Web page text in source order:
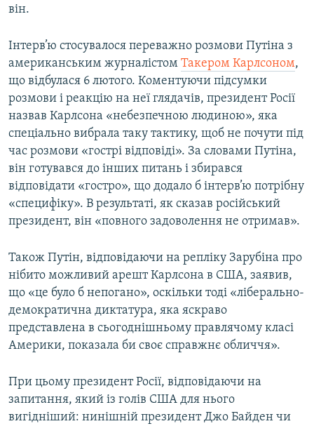
він.
Інтерв’ю стосувалося переважно розмови Путіна з
американським журналістом Такером Карлсоном,
що відбулася 6 лютого. Коментуючи підсумки
розмови і реакцію на неї глядачів, президент Росії
назвав Карлсона «небезпечною людиною», яка
спеціально вибрала таку тактику, щоб не почути під
час розмови «гострі відповіді». За словами Путіна,
він готувався до інших питань і збирався
відповідати «гостро», що додало б інтерв’ю потрібну
«специфіку». В результаті, як сказав російський
президент, він «повного задоволення не отримав».
Також Путін, відповідаючи на репліку Зарубіна про
нібито можливий арешт Карлсона в США, заявив,
що «це було б непогано», оскільки тоді «ліберально-
демократична диктатура, яка яскраво
представлена в сьогоднішньому правлячому класі
Америки, показала би своє справжнє обличчя».
При цьому президент Росії, відповідаючи на
запитання, який із голів США для нього
вигідніший: нинішній президент Джо Байден чи